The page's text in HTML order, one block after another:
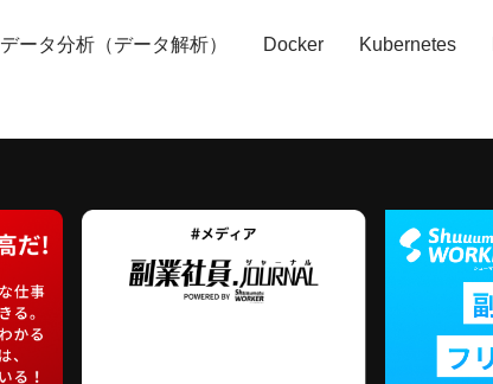
データ分析（データ解析） Docker Kubernetes